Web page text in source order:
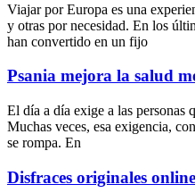
Viajar por Europa es una
y otras por necesidad. En los
han convertido en un fijo
Psania mejora la salud
El día a día exige a las personas
Muchas veces, esa exigencia,
se rompa. En
Disfraces originales online